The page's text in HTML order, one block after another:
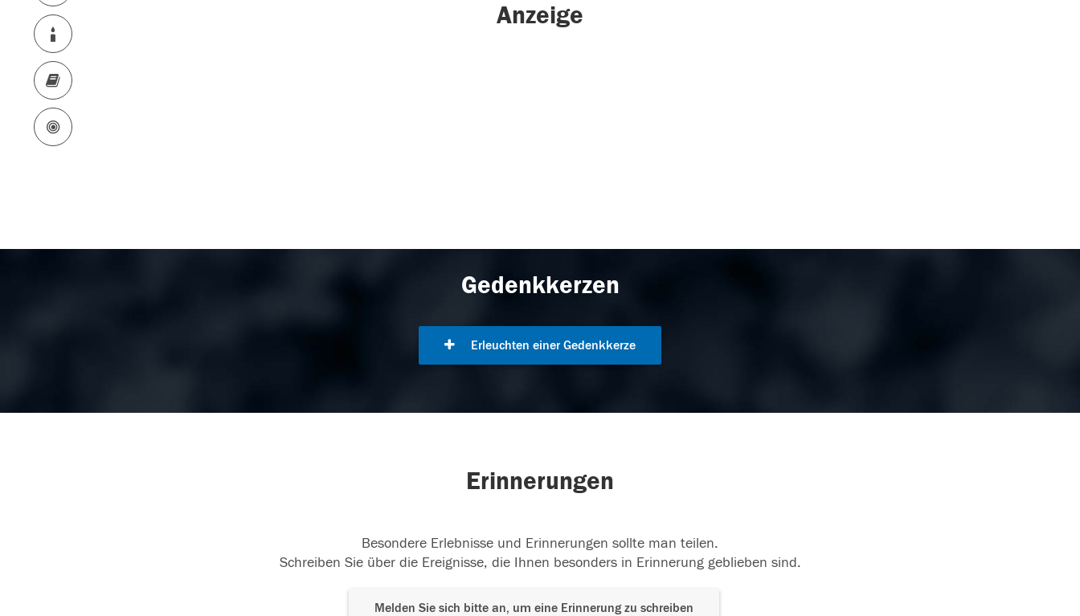
Anzeige
Gedenkkerzen
Erleuchten einer Gedenkkerze
Erinnerungen
Besondere Erlebnisse und Erinnerungen sollte man teilen.
Schreiben Sie über die Ereignisse, die Ihnen besonders in Erinnerung geblieben sind.
Melden Sie sich bitte an, um eine Erinnerung zu schreiben